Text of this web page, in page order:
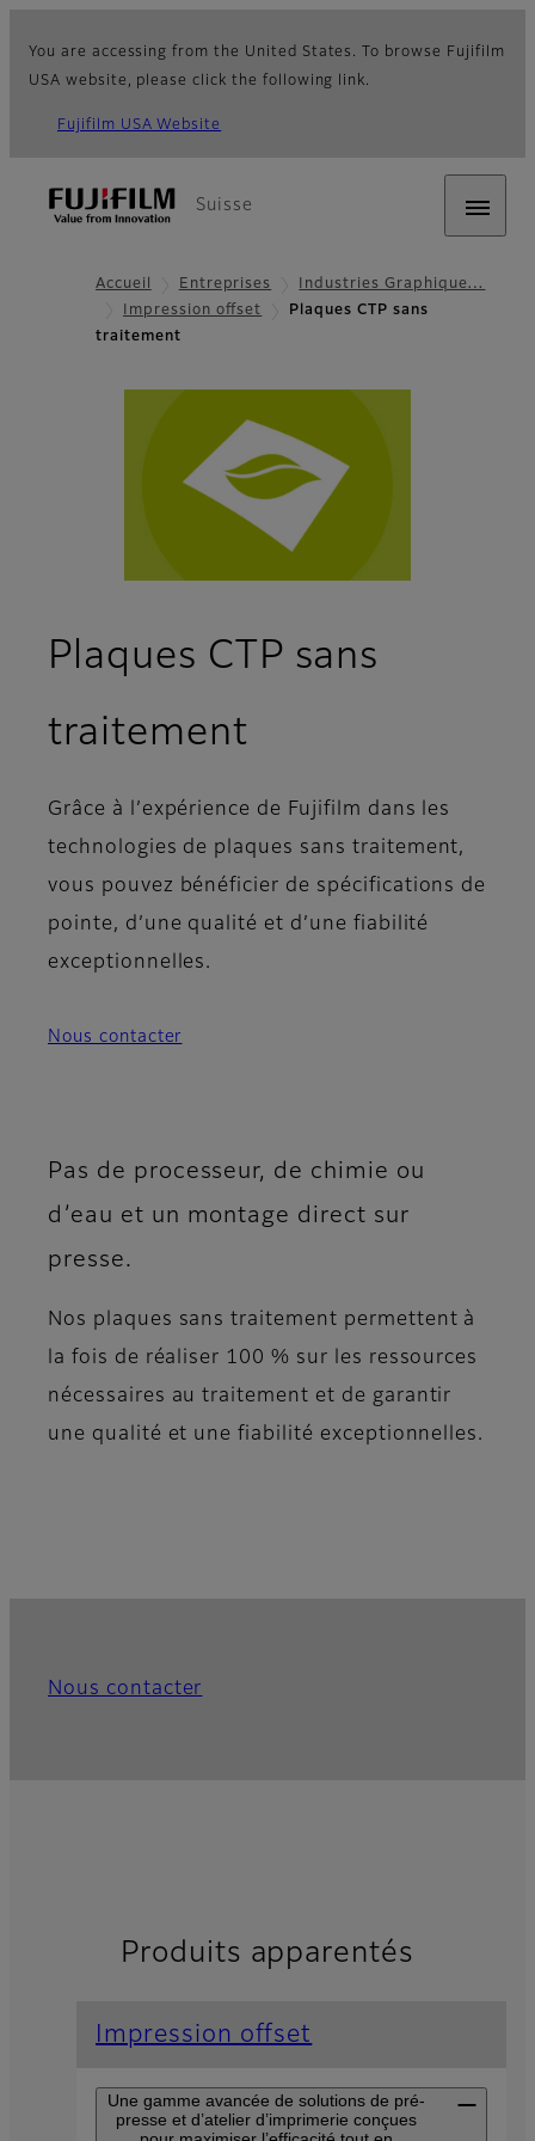
You are accessing from the United States. To browse Fujifilm
USA website, please click the following link.
Fujifilm USA Website
Suisse
Accueil Entreprises
Industries Graphique…
Impression offset
Plaques CTP sans
traitement
Plaques CTP sans
traitement
Grâce à l’expérience de Fujifilm dans les
technologies de plaques sans traitement,
vous pouvez bénéficier de spécifications de
pointe, d’une qualité et d’une fiabilité
exceptionnelles.
Nous contacter
Pas de processeur, de chimie ou
d’eau et un montage direct sur
presse.
Nos plaques sans traitement permettent à
la fois de réaliser 100 % sur les ressources
nécessaires au traitement et de garantir
une qualité et une fiabilité exceptionnelles.
Nous contacter
Produits apparentés
Impression offset
Une gamme avancée de solutions de pré-
presse et d’atelier d’imprimerie conçues